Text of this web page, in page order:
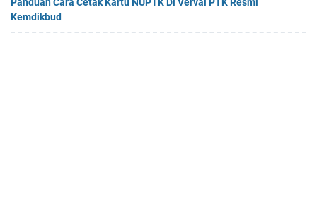
Panduan Cara Cetak Kartu NUPTK Di Verval PTK Resmi
Kemdikbud